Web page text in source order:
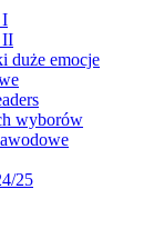
I
II
duże emocje
wyborów
25